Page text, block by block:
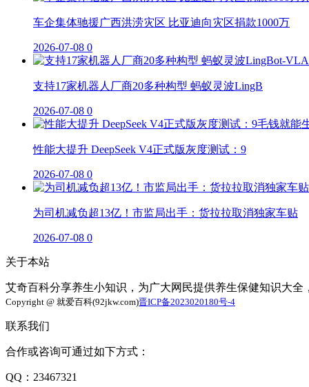
车企集体驰援广西洪涝灾区 比亚迪向灾区捐款1000万
2026-07-08 0
支持17家机器人厂商20多种构型 蚂蚁灵波LingB
2026-07-08 0
性能大提升 DeepSeek V4正式版灰度测试：9
2026-07-08 0
为司机减负超13亿！市监局出手：货拉拉取消独家车贴
2026-07-08 0
关于本站
艾奇百科分享养生小知识，为广大网民提供养生保健知识大
Copyright @ 就爱百科(92jkw.com)晋ICP备2023020180号-4
联系我们
合作或咨询可通过如下方式：
QQ：23467321